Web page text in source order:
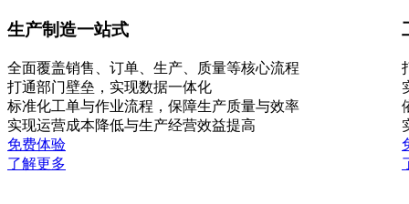
生产制造一站式
全面覆盖销售、订单、生产、质量等核心流程
打通部门壁垒，实现数据一体化
标准化工单与作业流程，保障生产质量与效率
实现运营成本降低与生产经营效益提高
免费体验
了解更多